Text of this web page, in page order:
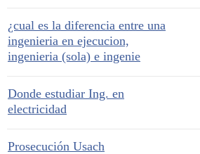
¿cual es la diferencia entre una
ingenieria en ejecucion,
ingenieria (sola) e ingenie
Donde estudiar Ing. en
electricidad
Prosecución Usach